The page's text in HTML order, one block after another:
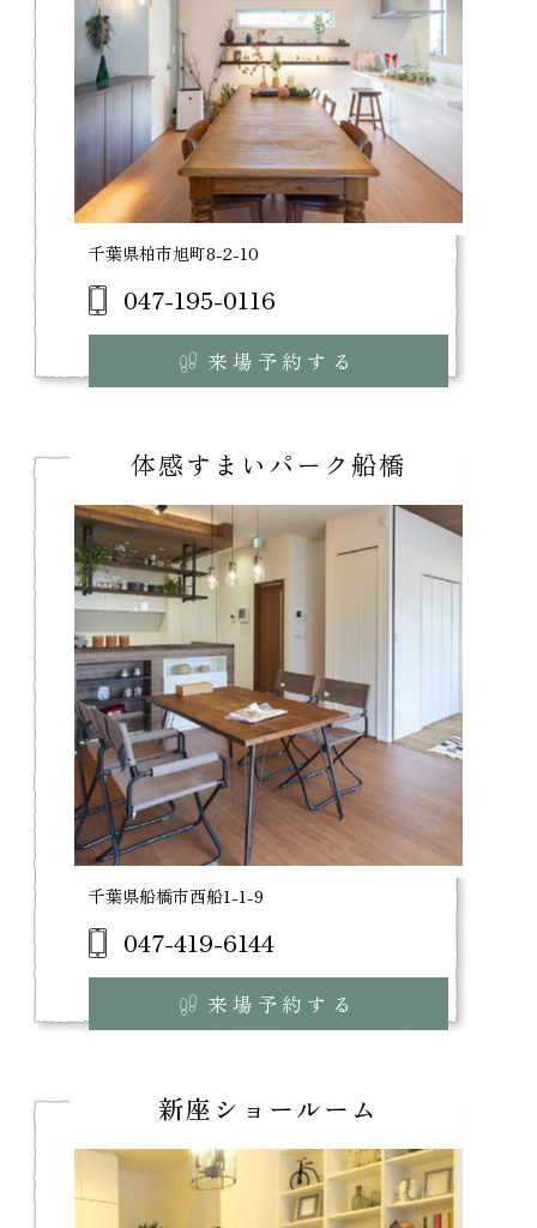
千葉県柏市旭町8-2-10
047-195-0116
来場予約する
体感すまいパーク船橋
千葉県船橋市西船1-1-9
047-419-6144
来場予約する
新座ショールーム